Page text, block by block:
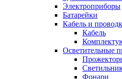
Электроприборы
Батарейки
Кабель и
Кабель
Осветительные
Фонари